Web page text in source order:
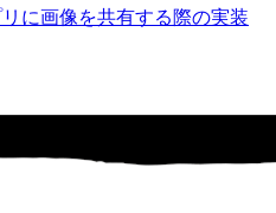
に画像を共有する際の実装